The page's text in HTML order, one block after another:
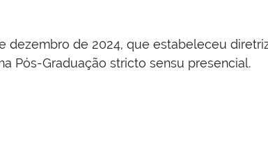
dezembro de 2024, que estabeleceu
Pós-Graduação stricto sensu presencial.